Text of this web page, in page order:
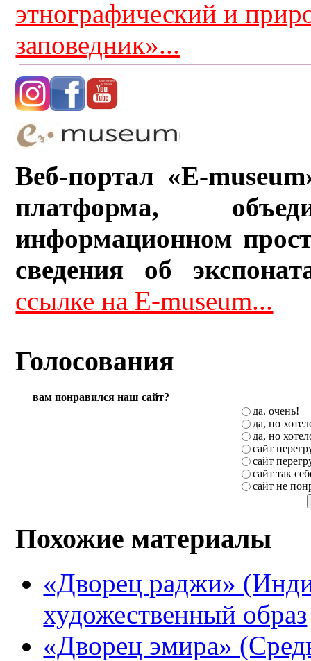
этнографический и
заповедник»...
Веб-портал «E-
платформа,
информационном
сведения об
ссылке на E-museum...
Голосования
вам понравился наш сайт?
да. очень!
да, но
да, но
сайт
сайт
сайт так
сайт не
Похожие материалы
«Дворец раджи»
художественный образ
«Дворец эмира»